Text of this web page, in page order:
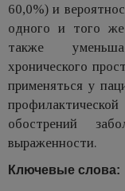
60,0%) и
одного и того
также
хронического
применяться у
обострений
выраженности.
Ключевые слова: